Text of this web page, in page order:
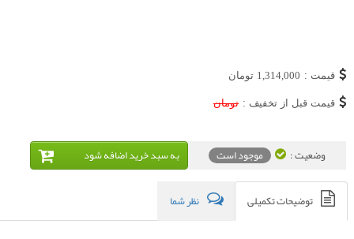
قیمت : 1,314,000 تومان
قیمت قبل از تخفیف : تومان
وضعیت : موجود است به سبد خريد اضافه شود
توضیحات تکمیلی نظر شما